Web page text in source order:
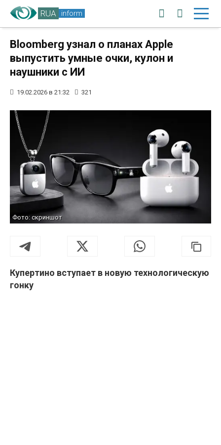
RUA inform
Bloomberg узнал о планах Apple
выпустить умные очки, кулон и
наушники с ИИ
19.02.2026 в 21:32 321
Фото: скриншот
Купертино вступает в новую технологическую
гонку